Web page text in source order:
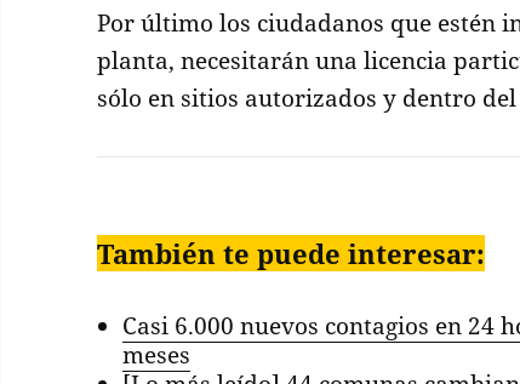
Por último los ciudadanos que estén
planta, necesitarán una licencia
sólo en sitios autorizados y dentro
También te puede interesar:
Casi 6.000 nuevos contagios en 24
meses